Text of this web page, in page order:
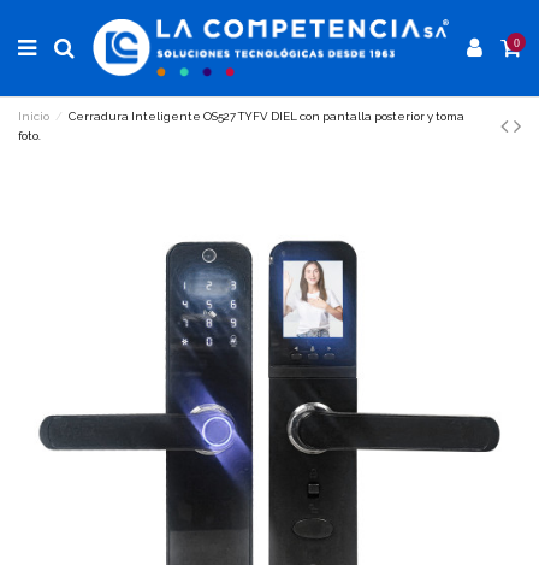
0
Inicio
Cerradura Inteligente OS527 TYFV DIEL con pantalla posterior y toma
foto.